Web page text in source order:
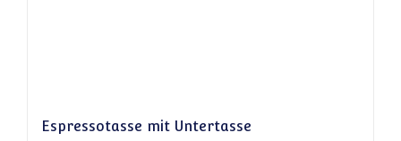
Espressotasse mit Untertasse